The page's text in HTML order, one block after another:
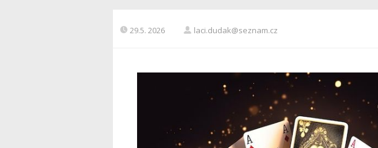
29.5. 2026 laci.dudak@seznam.cz